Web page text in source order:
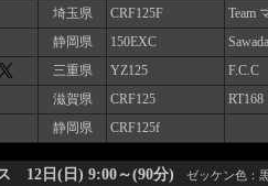
埼玉県 CRF125F Team
静岡県 150EXC
三重県 YZ125 F.C.C
滋賀県 CRF125 RT168
静岡県 CRF125f
12日(日) 9:00～(90分) ゼッケン色：